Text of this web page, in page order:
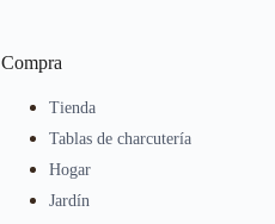
Compra
Tienda
Tablas de charcutería
Hogar
Jardín